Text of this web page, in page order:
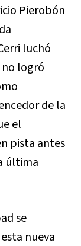
Pierobón
luchó
logró
de la
el
pista antes
última
se
nueva